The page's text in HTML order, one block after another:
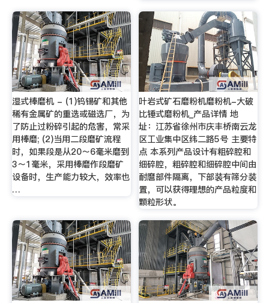
湿式棒磨机 - (1)钨锡矿和其他
稀有金属矿的重选或磁选厂，为
了防止过粉碎引起的危害，常采
用棒磨; (2)当用二段磨矿流程
时，如果段是从20～6毫米磨到
3～1毫米，采用棒磨作段磨矿
设备时，生产能力较大，效率也
…
叶岩式矿石磨粉机磨粉机-大破
比锤式磨粉机_产品详情 地
址：江苏省徐州市庆丰桥南云龙
区工业集中区纬二路5号 主要特
点 本系列产品设计有粗碎腔和
细碎腔，粗碎腔和细碎腔中间由
耐麿部件隔离，下部装有筛分装
置，可以获得理想的产品粒度和
颗粒形状。